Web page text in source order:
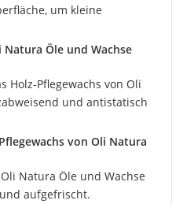
um kleine
Öle und Wachse
Holz-Pflegewachs von Oli
und antistatisch
von Oli Natura
Natura Öle und Wachse
aufgefrischt.